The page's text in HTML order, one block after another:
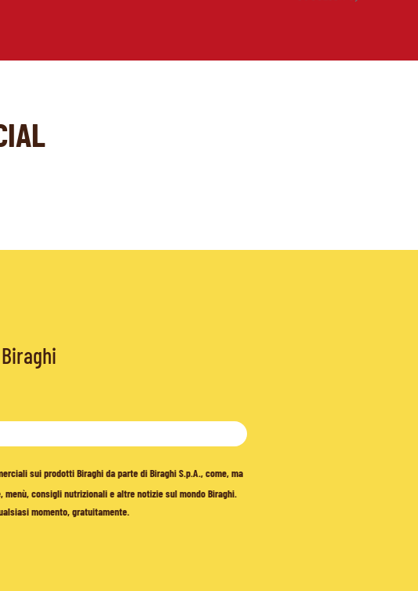
sui prodotti Biraghi da parte di Biraghi S.p.A., come, ma
consigli nutrizionali e altre notizie sul mondo Biraghi.
momento, gratuitamente.